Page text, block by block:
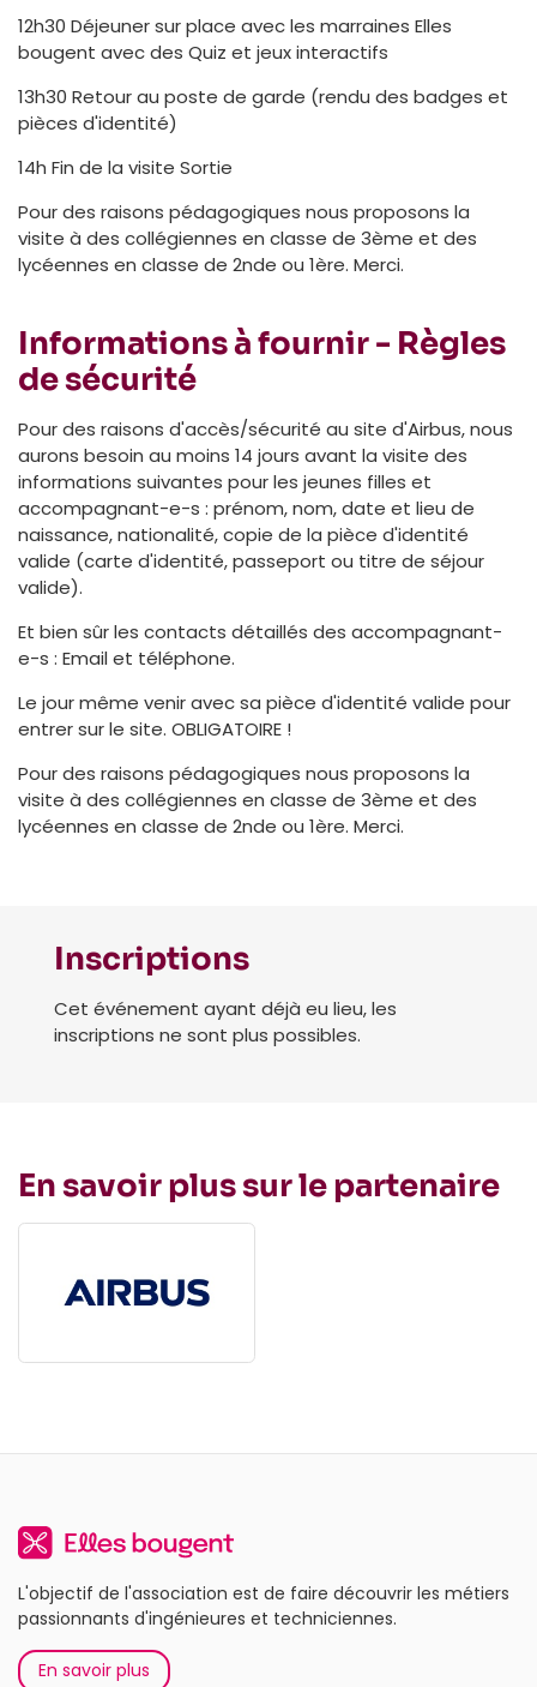
12h30 Déjeuner sur place avec les marraines Elles
bougent avec des Quiz et jeux interactifs
13h30 Retour au poste de garde (rendu des badges et
pièces d'identité)
14h Fin de la visite Sortie
Pour des raisons pédagogiques nous proposons la
visite à des collégiennes en classe de 3ème et des
lycéennes en classe de 2nde ou 1ère. Merci.
Informations à fournir - Règles
de sécurité
Pour des raisons d'accès/sécurité au site d'Airbus, nous
aurons besoin au moins 14 jours avant la visite des
informations suivantes pour les jeunes filles et
accompagnant-e-s : prénom, nom, date et lieu de
naissance, nationalité, copie de la pièce d'identité
valide (carte d'identité, passeport ou titre de séjour
valide).
Et bien sûr les contacts détaillés des accompagnant-
e-s : Email et téléphone.
Le jour même venir avec sa pièce d'identité valide pour
entrer sur le site. OBLIGATOIRE !
Pour des raisons pédagogiques nous proposons la
visite à des collégiennes en classe de 3ème et des
lycéennes en classe de 2nde ou 1ère. Merci.
Inscriptions
Cet événement ayant déjà eu lieu, les
inscriptions ne sont plus possibles.
En savoir plus sur le partenaire
L'objectif de l'association est de faire découvrir les métiers
passionnants d'ingénieures et techniciennes.
En savoir plus